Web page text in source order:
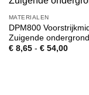
MATERIALEN
DPM800
Zuigende
€8,65 - €54,00